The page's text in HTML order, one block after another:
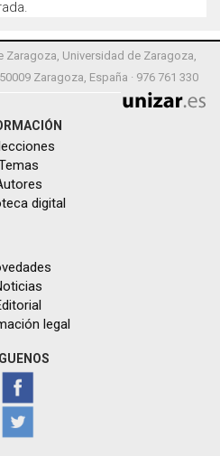
Universidad de Zaragoza,
Zaragoza, España · 976 761 330
digital
legal